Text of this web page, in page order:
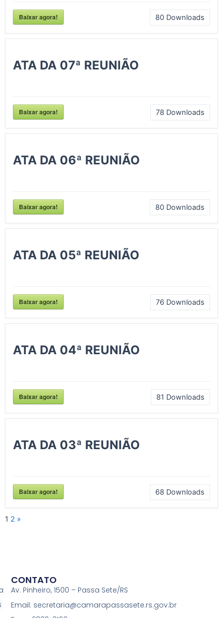
Baixar agora! 80 Downloads
ATA DA 07ª REUNIÃO
Baixar agora! 78 Downloads
ATA DA 06ª REUNIÃO
Baixar agora! 80 Downloads
ATA DA 05ª REUNIÃO
Baixar agora! 76 Downloads
ATA DA 04ª REUNIÃO
Baixar agora! 81 Downloads
ATA DA 03ª REUNIÃO
Baixar agora! 68 Downloads
1 2 »
CONTATO
Av. Pinheiro, 1500 – Passa Sete/RS
Email: secretaria@camarapassasete.rs.gov.br